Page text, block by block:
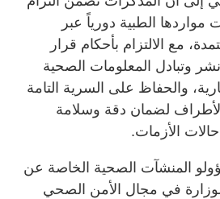
مواردها الطبية دورياً عبر
مع الالتزام بأحكام قرار
وتبادل المعلومات الصحية
والحفاظ على السرية التامة
الأطراف لضمان دقة وسلامة
الأزمات.
المنشآت الصحية الخاصة عن
في مجال الأمن الصحي